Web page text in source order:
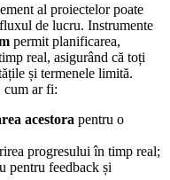
al proiectelor poate
de lucru. Instrumente
permit planificarea,
real, asigurând că toți
și termenele limită.
cum ar fi:
acestora pentru o
progresului în timp real;
pentru feedback și